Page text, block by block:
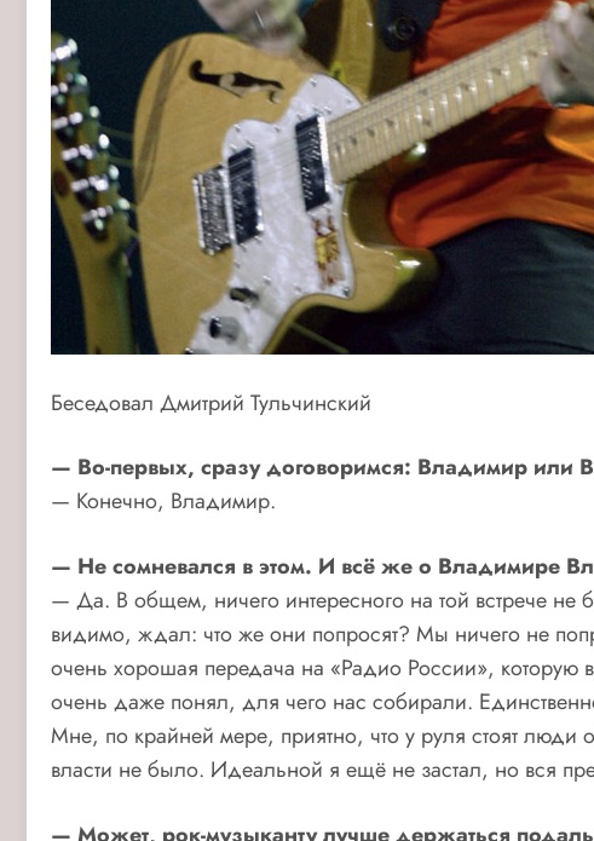
Беседовал Дмитрий Тульчинский
— Во-первых, сразу договоримся: Владимир или
— Конечно, Владимир.
— Не сомневался в этом. И всё же о Владимире
— Да. В общем, ничего интересного на той встрече не
видимо, ждал: что же они попросят? Мы ничего не
очень хорошая передача на «Радио России»,
очень даже понял, для чего нас собирали.
Мне, по крайней мере, приятно, что у руля стоят
власти не было. Идеальной я ещё не застал, но вся
— Может, рок-музыканту лучше держаться